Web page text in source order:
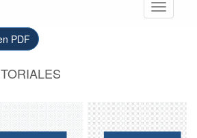
Toggle
PDF